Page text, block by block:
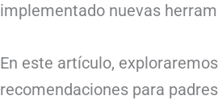
implementado nuevas
En este artículo,
recomendaciones para